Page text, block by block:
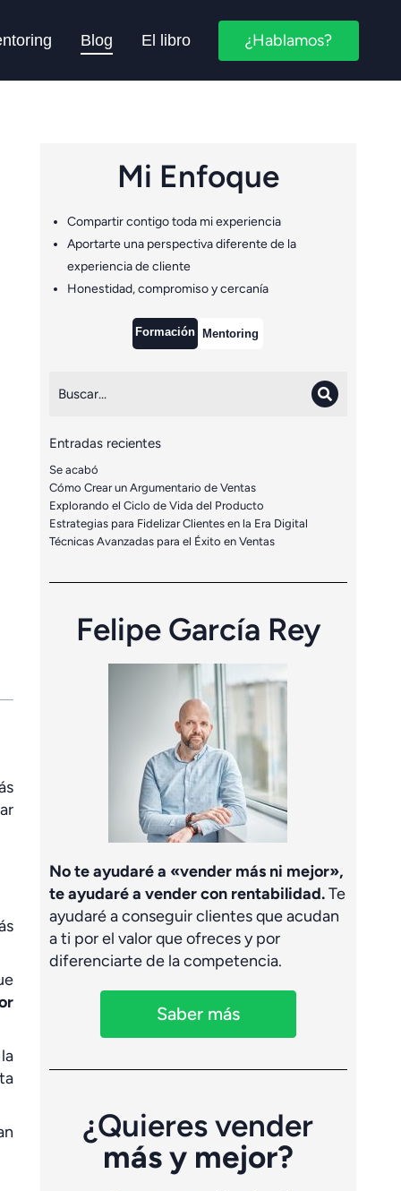
Blog El libro ¿Hablamos?
Mi Enfoque
Compartir contigo toda mi experiencia
Aportarte una perspectiva diferente de la
experiencia de cliente
Honestidad, compromiso y cercanía
Formación Mentoring
Entradas recientes
Se acabó
Cómo Crear un Argumentario de Ventas
Explorando el Ciclo de Vida del Producto
Estrategias para Fidelizar Clientes en la Era Digital
Técnicas Avanzadas para el Éxito en Ventas
Felipe García Rey
No te ayudaré a «vender más ni mejor»,
te ayudaré a vender con rentabilidad.Te
ayudaré a conseguir clientes que acudan
a ti por el valor que ofreces y por
diferenciarte de la competencia.
Saber más
¿Quieres vender
más y mejor?